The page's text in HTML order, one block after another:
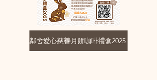
鄰舍愛心慈善月餅咖啡禮盒2025